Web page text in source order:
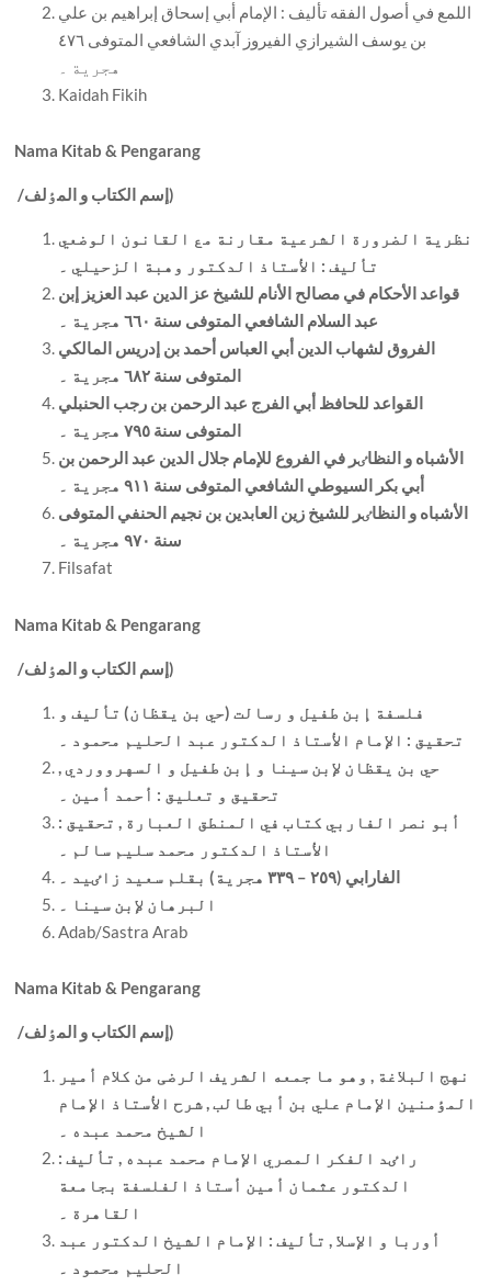
اللمع في أصول الفقه تأليف : الإمام أبي إسحاق إبراهيم بن علي
بن يوسف الشيرازي الفيروز آبدي الشافعي المتوفی ٤٧٦
هجرية ۔
Kaidah Fikih
Nama Kitab & Pengarang
/ إسم الکتاب و المٶلف)
نظرية الضرورة الشرعية مقارنة مع القانون الوضعي
تأليف : الأستاذ الدکتور وهبة الزحيلي ۔
قواعد الأحکام في مصالح الأنام للشيخ عز الدين عبد العزيز إبن
عبد السلام الشافعي المتوفی سنة ٦٦٠ هجرية ۔
الفروق لشهاب الدين أبي العباس أحمد بن إدريس المالکي
المتوفی سنة ٦٨٢ هجرية ۔
القواعد للحافظ أبي الفرج عبد الرحمن بن رجب الحنبلي
المتوفی سنة ٧٩٥ هجرية ۔
الأشباه و النظاٸر في الفروع للإمام جلال الدين عبد الرحمن بن
أبي بکر السيوطي الشافعي المتوفی سنة ٩١١ هجرية ۔
الأشباه و النظاٸر للشيخ زين العابدين بن نجيم الحنفي المتوفی
سنة ٩٧٠ هجرية ۔
Filsafat
Nama Kitab & Pengarang
/ إسم الکتاب و المٶلف)
فلسفة إبن طفيل و رسالت (حي بن يقظان) تأليف و
تحقيق : الإمام الأستاذ الدکتور عبد الحليم محمود ۔
حي بن يقظان لإبن سينا و إبن طفيل و السهرووردي ,
تحقيق و تعليق : أحمد أمين ۔
أبو نصر الفاربي کتاب في المنطق العبارة , تحقيق :
الأستاذ الدکتور محمد سليم سالم ۔
الفارابي (٢٥٩ – ٣٣٩ هجرية) بقلم سعيد زاٸيد ۔
البرهان لإبن سينا ۔
Adab/Sastra Arab
Nama Kitab & Pengarang
/ إسم الکتاب و المٶلف)
نهج البلاغة , وهو ما جمعه الشريف الرضی من کلام أمير
المٶمنين الإمام علي بن أبي طالب , شرح الأستاذ الإمام
الشيخ محمد عبده ۔
راٸد الفکر المصري الإمام محمد عبده , تأليف :
الدکتور عثمان أمين أستاذ الفلسفة بجامعة
القاهرة ۔
أوربا و الإسلا , تأليف : الإمام الشيخ الدکتور عبد
الحليم محمود ۔